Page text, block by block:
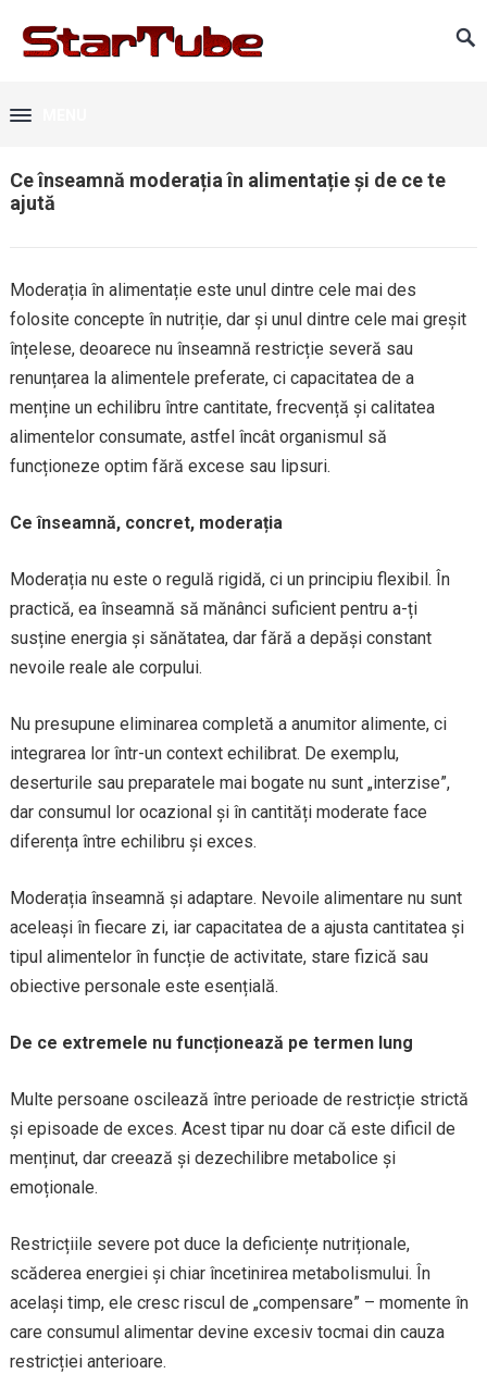
Ce înseamnă moderația în alimentație și de ce te
ajută
Moderația în alimentație este unul dintre cele mai des
folosite concepte în nutriție, dar și unul dintre cele mai greșit
înțelese, deoarece nu înseamnă restricție severă sau
renunțarea la alimentele preferate, ci capacitatea de a
menține un echilibru între cantitate, frecvență și calitatea
alimentelor consumate, astfel încât organismul să
funcționeze optim fără excese sau lipsuri.
Ce înseamnă, concret, moderația
Moderația nu este o regulă rigidă, ci un principiu flexibil. În
practică, ea înseamnă să mănânci suficient pentru a-ți
susține energia și sănătatea, dar fără a depăși constant
nevoile reale ale corpului.
Nu presupune eliminarea completă a anumitor alimente, ci
integrarea lor într-un context echilibrat. De exemplu,
deserturile sau preparatele mai bogate nu sunt „interzise”,
dar consumul lor ocazional și în cantități moderate face
diferența între echilibru și exces.
Moderația înseamnă și adaptare. Nevoile alimentare nu sunt
aceleași în fiecare zi, iar capacitatea de a ajusta cantitatea și
tipul alimentelor în funcție de activitate, stare fizică sau
obiective personale este esențială.
De ce extremele nu funcționează pe termen lung
Multe persoane oscilează între perioade de restricție strictă
și episoade de exces. Acest tipar nu doar că este dificil de
menținut, dar creează și dezechilibre metabolice și
emoționale.
Restricțiile severe pot duce la deficiențe nutriționale,
scăderea energiei și chiar încetinirea metabolismului. În
același timp, ele cresc riscul de „compensare” – momente în
care consumul alimentar devine excesiv tocmai din cauza
restricției anterioare.